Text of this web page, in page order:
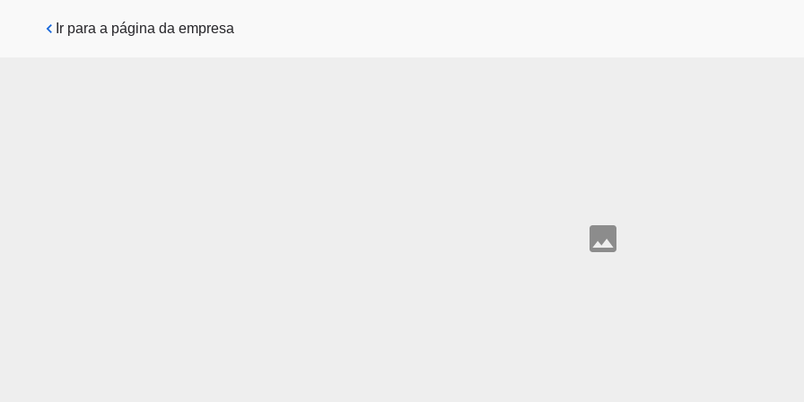
Pular para o conteúdo principal
Ir para a página da empresa